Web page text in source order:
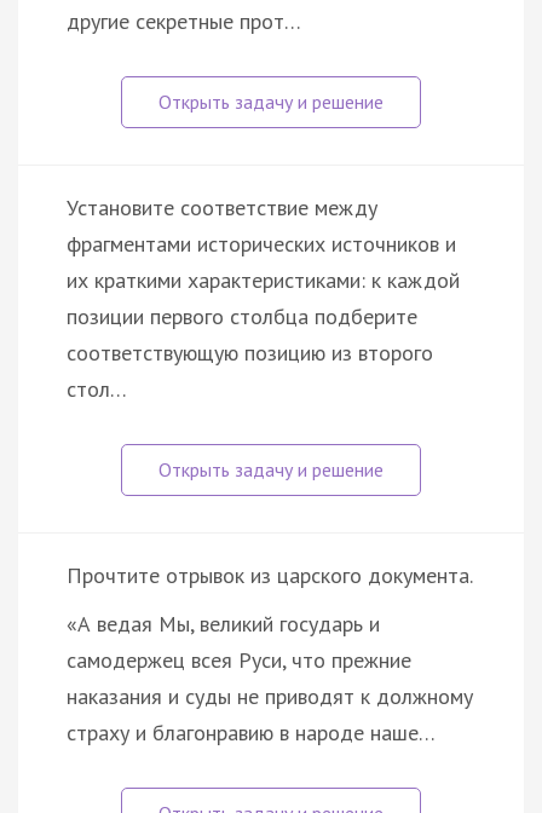
другие секретные прот…
Установите соответствие между
фрагментами исторических источников и
их краткими характеристиками: к каждой
позиции первого столбца подберите
соответствующую позицию из второго
стол…
Прочтите отрывок из царского документа.
«А ведая Мы, великий государь и
самодержец всея Руси, что прежние
наказания и суды не приводят к должному
страху и благонравию в народе наше…